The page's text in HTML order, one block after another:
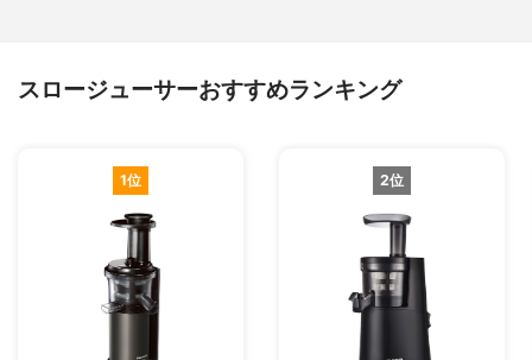
スロージューサーおすすめランキング
1位 2位